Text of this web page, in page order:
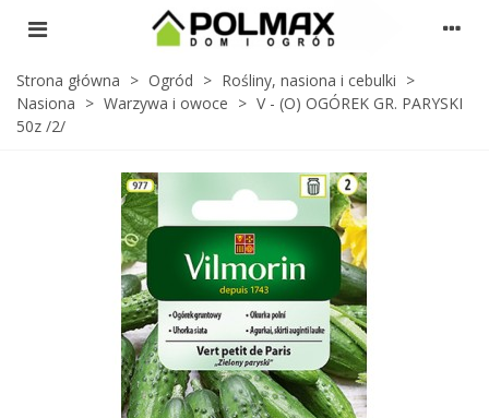
Strona główna > Ogród > Rośliny, nasiona i cebulki >
Nasiona > Warzywa i owoce > V - (O) OGÓREK GR. PARYSKI
50z /2/